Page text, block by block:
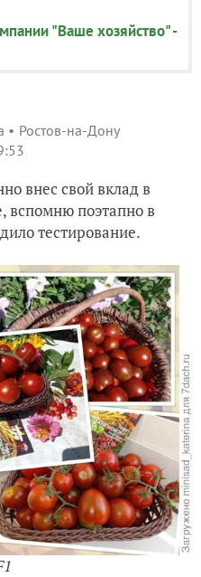
"Ваше хозяйство" -
Ростов-на-Дону
внес свой вклад в
вспомню поэтапно в
тестирование.